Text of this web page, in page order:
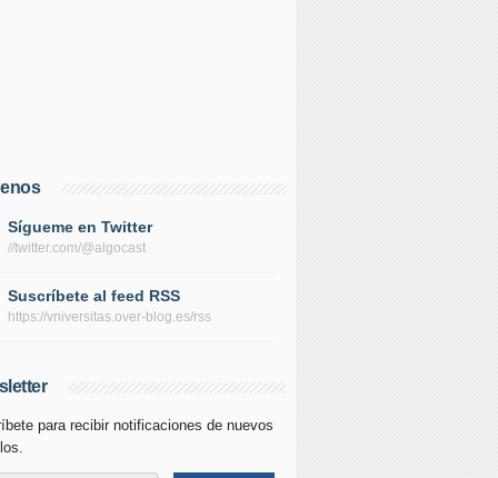
Sígueme en Twitter
//twitter.com/@algocast
Suscríbete al feed RSS
https://vniversitas.over-blog.es/rss
para recibir notificaciones de nuevos